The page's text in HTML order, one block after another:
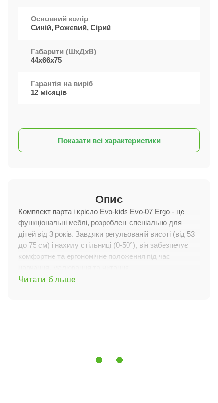
Основний колір
Синій, Рожевий, Сірий
Габарити (ШxДхВ)
44х66х75
Гарантія на виріб
12 місяців
Показати всі характеристики
Опис
Комплект парта і крісло Evo-kids Evo-07 Ergo - це
функціональні меблі, розроблені спеціально для
дітей від 3 років. Завдяки регульованій висоті (від 53
до 75 см) і нахилу стільниці (0-50°), він забезпечує
комфортне та ергономічне положення під час
Особливості характеристик
Читати більше